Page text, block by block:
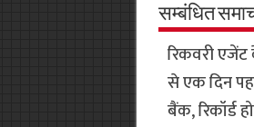
o
o
k
सम्बंधित
रिकवरी
से एक दिन
बैंक, रिकॉर्ड